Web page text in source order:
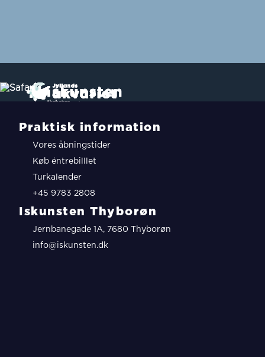
Praktisk information
Vores åbningstider
Køb éntrebilllet
Turkalender
+45 9783 2808
Iskunsten Thyborøn
Jernbanegade 1A, 7680 Thyborøn
info@iskunsten.dk